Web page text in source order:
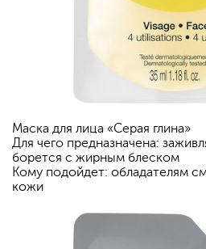
Маска для лица «Серая глина»
Для чего предназначена:
борется с жирным блеском
Кому подойдет: обладателям
кожи